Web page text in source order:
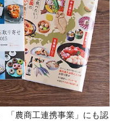
「農商工連携事業」にも認